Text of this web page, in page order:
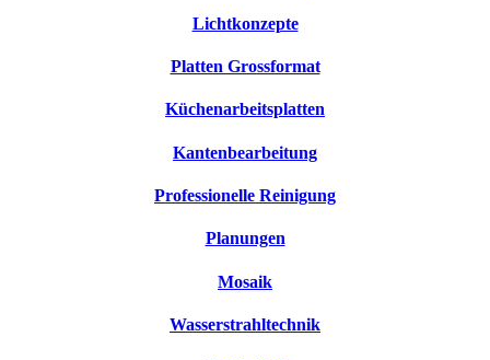
Lichtkonzepte
Platten Grossformat
Küchenarbeitsplatten
Kantenbearbeitung
Professionelle Reinigung
Planungen
Mosaik
Wasserstrahltechnik